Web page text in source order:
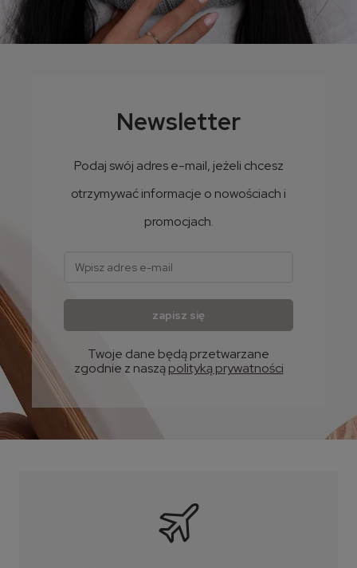
99,99 zł
Cena netto:81,29 zł
Newsletter
Podaj swój adres e-mail, jeżeli chcesz
otrzymywać informacje o nowościach i
promocjach.
zapisz się
Twoje dane będą przetwarzane
zgodnie z nasząpolityką prywatności